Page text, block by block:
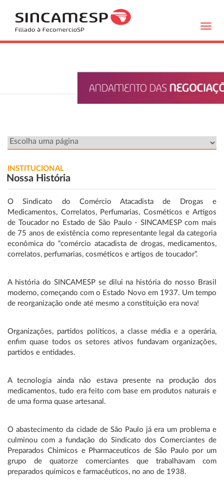
INSTITUCIONAL
Nossa História
O Sindicato do Comércio Atacadista de Drogas e
Medicamentos, Correlatos, Perfumarias, Cosméticos e Artigos
de Toucador no Estado de São Paulo - SINCAMESP com mais
de 75 anos de existência como representante legal da categoria
econômica do “comércio atacadista de drogas, medicamentos,
correlatos, perfumarias, cosméticos e artigos de toucador”.
A história do SINCAMESP se dilui na história do nosso Brasil
moderno, começando com o Estado Novo em 1937. Um tempo
de reorganização onde até mesmo a constituição era nova!
Organizações, partidos políticos, a classe média e a operária,
enfim quase todos os setores ativos fundavam organizações,
partidos e entidades.
A tecnologia ainda não estava presente na produção dos
medicamentos, tudo era feito com base em produtos naturais e
de uma forma quase artesanal.
O abastecimento da cidade de São Paulo já era um problema e
culminou com a fundação do Sindicato dos Comerciantes de
Preparados Chimicos e Pharmaceuticos de São Paulo por um
grupo de quatorze comerciantes que trabalhavam com
preparados químicos e farmacêuticos, no ano de 1938.